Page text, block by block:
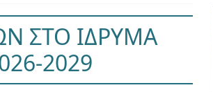
ΣΤΟ ΙΔΡΥΜΑ
2029